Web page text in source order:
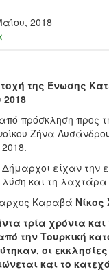
2018
της Ένωσης
πρόσκληση προς
Ζήνα
Δήμαρχοι είχαν την
λύση και τη
Καραβά
τρία χρόνια και
την Τουρκική
οι
και το